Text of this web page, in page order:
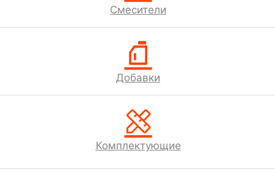
Смесители

Добавки

Комплектующие